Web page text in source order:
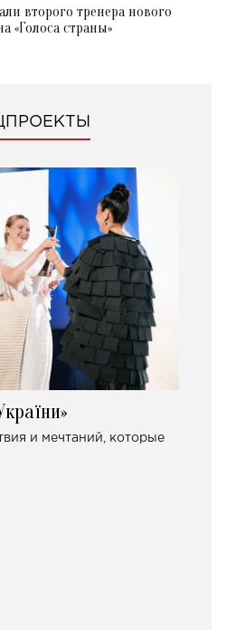
второго тренера нового
«Голоса страны»
и мечтаний, которые